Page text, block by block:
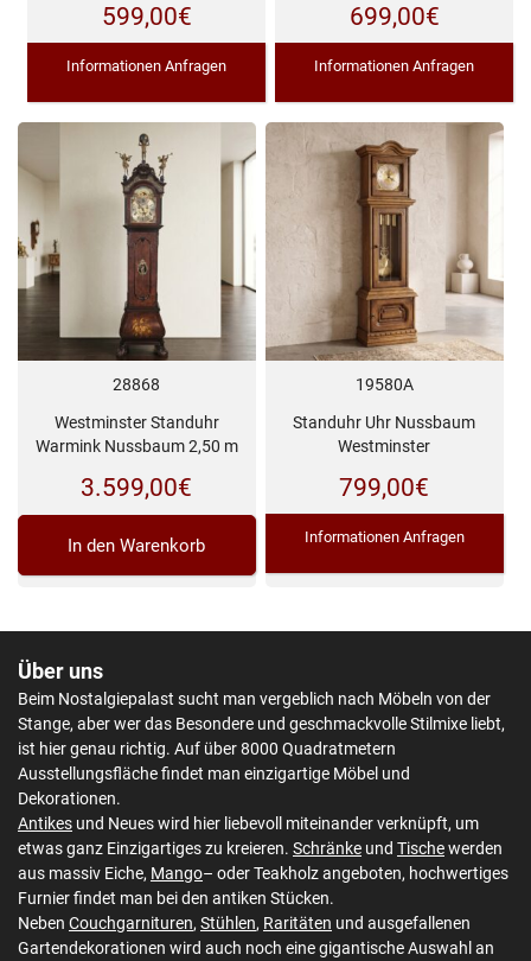
599,00€
Informationen Anfragen
699,00€
Informationen Anfragen
28868
Westminster Standuhr
Warmink Nussbaum 2,50 m
3.599,00€
In den Warenkorb
19580A
Standuhr Uhr Nussbaum
Westminster
799,00€
Informationen Anfragen
Über uns
Beim Nostalgiepalast sucht man vergeblich nach Möbeln von der
Stange, aber wer das Besondere und geschmackvolle Stilmixe liebt,
ist hier genau richtig. Auf über 8000 Quadratmetern
Ausstellungsfläche findet man einzigartige Möbel und
Dekorationen.
Antikes und Neues wird hier liebevoll miteinander verknüpft, um
etwas ganz Einzigartiges zu kreieren. Schränke und Tischewerden
aus massiv Eiche, Mango– oder Teakholz angeboten, hochwertiges
Furnier findet man bei den antiken Stücken.
Neben Couchgarnituren, Stühlen, Raritäten und ausgefallenen
Gartendekorationen wird auch noch eine gigantische Auswahl an